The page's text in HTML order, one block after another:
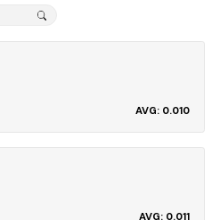
0.010
0.011